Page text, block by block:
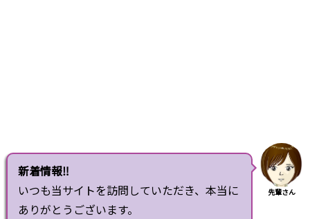
新着情報‼
いつも当サイトを訪問していただき、本当に
ありがとうございます。
先輩さん